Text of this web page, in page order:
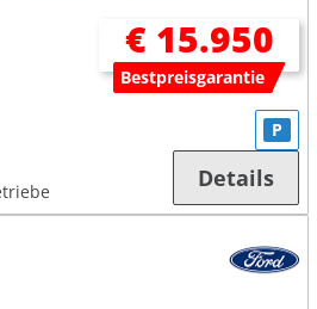
€ 15.950
Bestpreisgarantie
P
Details